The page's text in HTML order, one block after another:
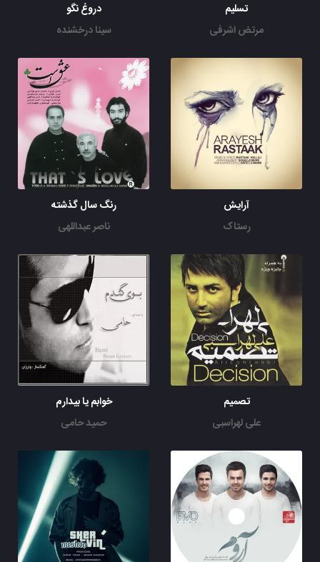
تسلیم
مرتض اشرفی
دروغ نگو
سینا درخشنده
آرایش
رستاک
رنگ سال گذشته
ناصر عبداللهی
تصمیم
علی لهراسبی
خوابم یا بیدارم
حمید حامی